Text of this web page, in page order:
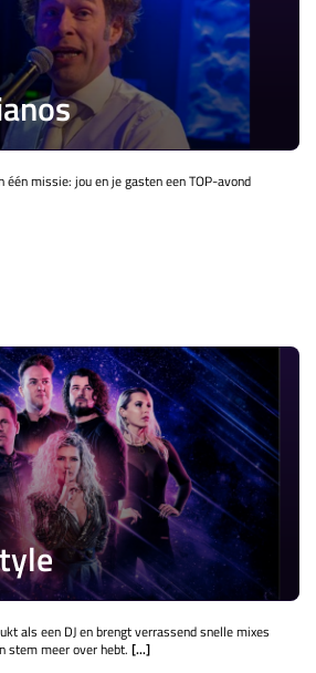
één missie: jou en je gasten een TOP-avond
als een DJ en brengt verrassend snelle mixes
stem meer over hebt. [...]